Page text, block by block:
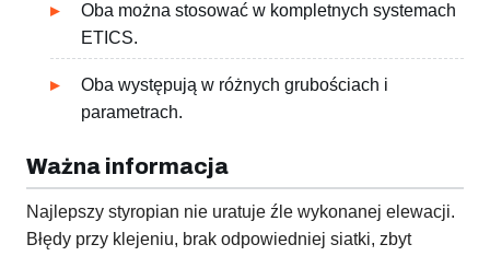
Oba można stosować w kompletnych systemach
ETICS.
Oba występują w różnych grubościach i
parametrach.
Ważna informacja
Najlepszy styropian nie uratuje źle wykonanej elewacji.
Błędy przy klejeniu, brak odpowiedniej siatki, zbyt